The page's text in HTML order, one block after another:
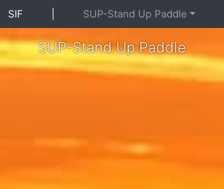
SIF SUP-Stand Up Paddle
SUP-Stand Up Paddle